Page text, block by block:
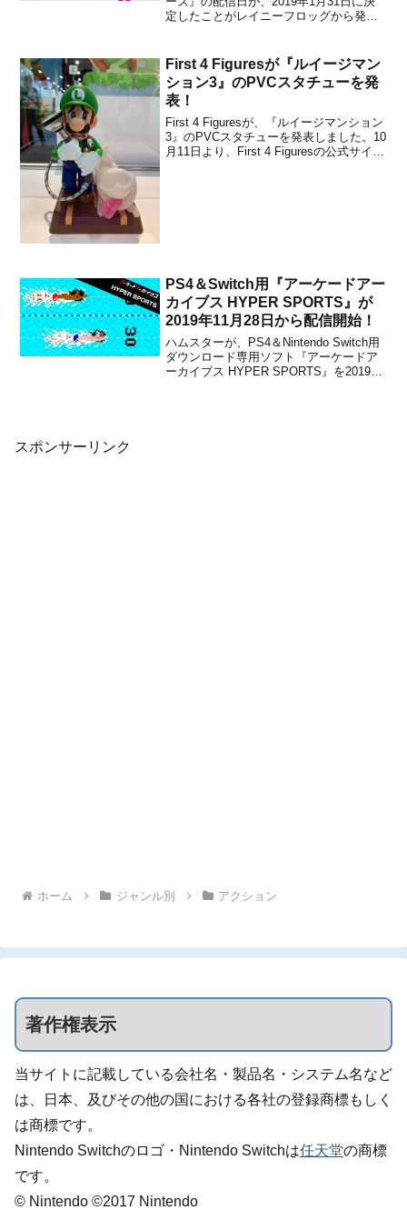
定したことがレイニーフロッグから発表
公開されています。本作は、ロジック・
パズルゲームの人気タイトル「ピク...
First 4 Figuresが『ルイージマン
ション3』のPVCスタチューを発
表！
First 4 Figuresが、『ルイージマンション
3』のPVCスタチューを発表しました。10
月11日より、First 4 Figuresの公式サイト
PS4＆Switch用『アーケードアー
カイブス HYPER SPORTS』が
2019年11月28日から配信開始！
ハムスターが、PS4＆Nintendo Switch用
ダウンロード専用ソフト『アーケードア
ーカイブス HYPER SPORTS』を2019年
スポンサーリンク
ホーム ジャンル別 アクション
著作権表示
当サイトに記載している会社名・製品名・システム名など
は、日本、及びその他の国における各社の登録商標もしく
は商標です。
Nintendo Switchのロゴ・Nintendo Switchは任天堂の商標
です。
© Nintendo ©2017 Nintendo